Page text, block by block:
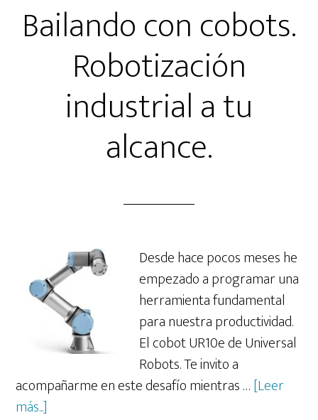
Bailando con cobots.
Robotización
industrial a tu
alcance.
Desde hace pocos meses he
empezado a programar una
herramienta fundamental
para nuestra productividad.
El cobot UR10e de Universal
Robots. Te invito a
acompañarme en este desafío mientras …[Leer
más...]